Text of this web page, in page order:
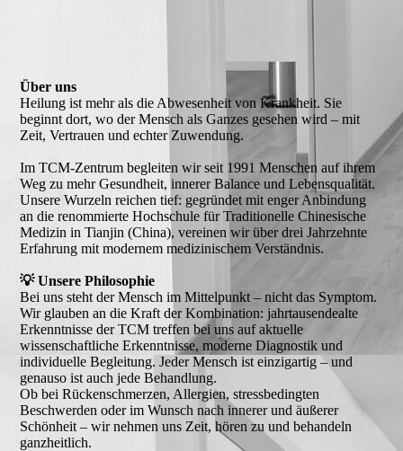
Über uns
Heilung ist mehr als die Abwesenheit von Krankheit. Sie
beginnt dort, wo der Mensch als Ganzes gesehen wird – mit
Zeit, Vertrauen und echter Zuwendung.
Im TCM-Zentrum begleiten wir seit 1991 Menschen auf ihrem
Weg zu mehr Gesundheit, innerer Balance und Lebensqualität.
Unsere Wurzeln reichen tief: gegründet mit enger Anbindung
an die renommierte Hochschule für Traditionelle Chinesische
Medizin in Tianjin (China), vereinen wir über drei Jahrzehnte
Erfahrung mit modernem medizinischem Verständnis.
💡 Unsere Philosophie
Bei uns steht der Mensch im Mittelpunkt – nicht das Symptom.
Wir glauben an die Kraft der Kombination: jahrtausendealte
Erkenntnisse der TCM treffen bei uns auf aktuelle
wissenschaftliche Erkenntnisse, moderne Diagnostik und
individuelle Begleitung. Jeder Mensch ist einzigartig – und
genauso ist auch jede Behandlung.
Ob bei Rückenschmerzen, Allergien, stressbedingten
Beschwerden oder im Wunsch nach innerer und äußerer
Schönheit – wir nehmen uns Zeit, hören zu und behandeln
ganzheitlich.